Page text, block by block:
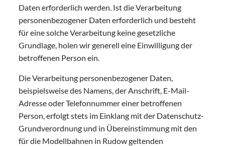
Daten erforderlich werden. Ist die Verarbeitung
personenbezogener Daten erforderlich und besteht
für eine solche Verarbeitung keine gesetzliche
Grundlage, holen wir generell eine Einwilligung der
betroffenen Person ein.
Die Verarbeitung personenbezogener Daten,
beispielsweise des Namens, der Anschrift, E-Mail-
Adresse oder Telefonnummer einer betroffenen
Person, erfolgt stets im Einklang mit der Datenschutz-
Grundverordnung und in Übereinstimmung mit den
für die Modellbahnen in Rudow geltenden